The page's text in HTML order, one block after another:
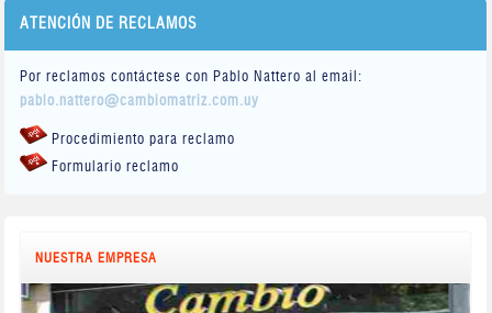
ATENCIÓN DE RECLAMOS
Por reclamos contáctese con Pablo Nattero al email:
pablo.nattero@cambiomatriz.com.uy
Procedimiento para reclamo
Formulario reclamo
NUESTRA EMPRESA